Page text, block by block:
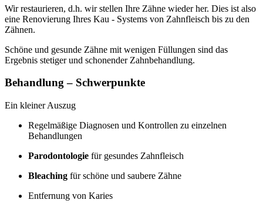
Wir restaurieren, d.h. wir stellen Ihre Zähne wieder her. Dies ist also
eine Renovierung Ihres Kau - Systems von Zahnfleisch bis zu den
Zähnen.
Schöne und gesunde Zähne mit wenigen Füllungen sind das
Ergebnis stetiger und schonender Zahnbehandlung.
Behandlung – Schwerpunkte
Ein kleiner Auszug
Regelmäßige Diagnosen und Kontrollen zu einzelnen
Behandlungen
Parodontologie für gesundes Zahnfleisch
Bleaching für schöne und saubere Zähne
Entfernung von Karies